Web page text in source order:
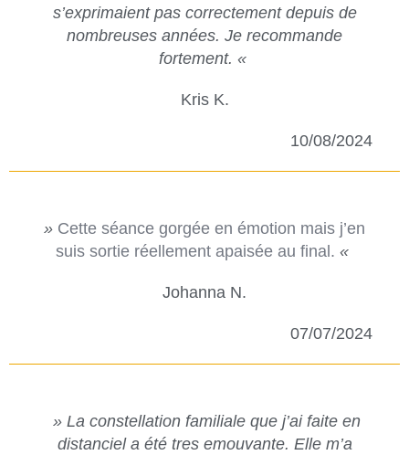
s’exprimaient pas correctement depuis de
nombreuses années. Je recommande
fortement. «
Kris K.
10/08/2024
» Cette séance gorgée en émotion mais j’en
suis sortie réellement apaisée au final. «
Johanna N.
07/07/2024
» La constellation familiale que j’ai faite en
distanciel a été tres emouvante. Elle m’a